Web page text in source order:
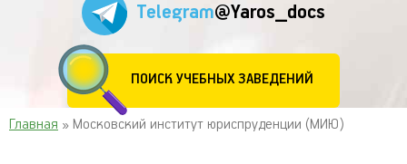
Telegram@Yaros_docs
ПОИСК УЧЕБНЫХ ЗАВЕДЕНИЙ
Главная » Московский институт юриспруденции (МИЮ)